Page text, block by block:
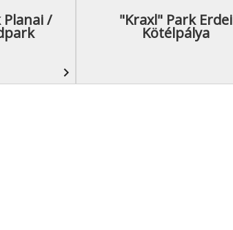
/
navigate_next
"Kraxl" Park Erdei
Kötélpálya